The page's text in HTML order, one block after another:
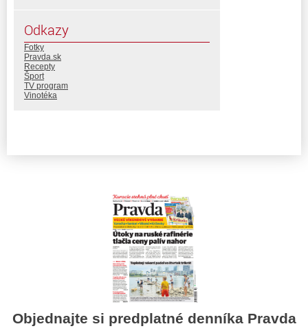
Odkazy
Fotky
Pravda.sk
Recepty
Šport
TV program
Vinotéka
Objednajte si predplatné denníka Pravda